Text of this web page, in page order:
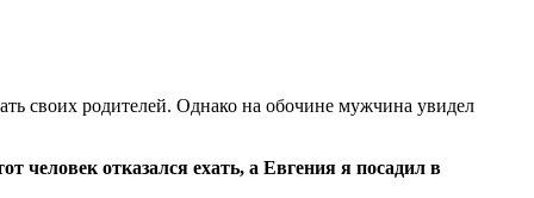
своих родителей. Однако на обочине мужчина увидел
отказался ехать, а Евгения я посадил в